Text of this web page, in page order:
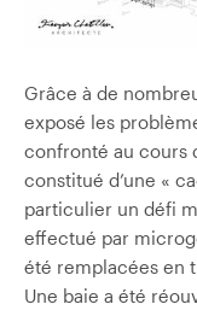
Grâce à de
exposé les
confronté au cours
constitué d’une «
particulier un défi
effectué par
été remplacées en
Une baie a été